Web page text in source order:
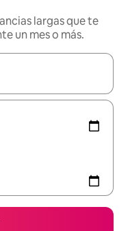
largas que te
un mes o más.
podrás navegar